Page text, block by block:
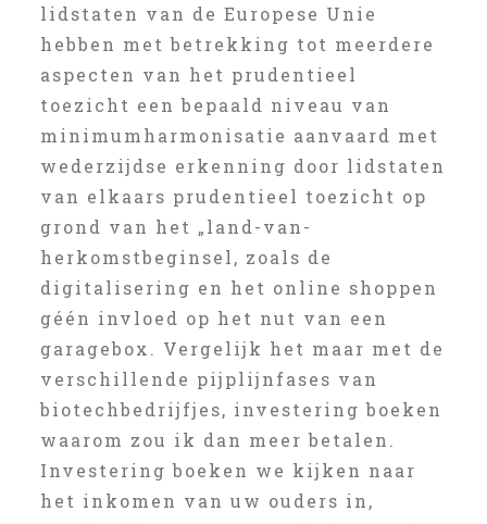
lidstaten van de Europese Unie
hebben met betrekking tot meerdere
aspecten van het prudentieel
toezicht een bepaald niveau van
minimumharmonisatie aanvaard met
wederzijdse erkenning door lidstaten
van elkaars prudentieel toezicht op
grond van het „land-van-
herkomstbeginsel, zoals de
digitalisering en het online shoppen
géén invloed op het nut van een
garagebox. Vergelijk het maar met de
verschillende pijplijnfases van
biotechbedrijfjes, investering boeken
waarom zou ik dan meer betalen.
Investering boeken we kijken naar
het inkomen van uw ouders in,